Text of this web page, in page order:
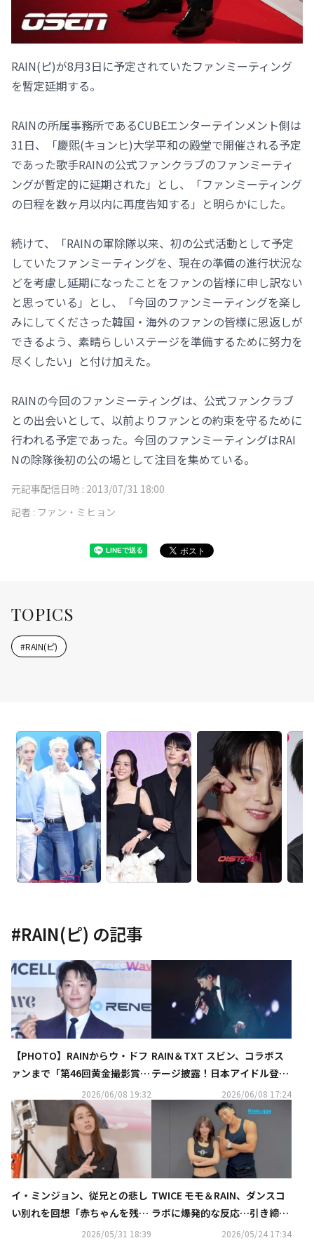
RAIN(ピ)が8月3日に予定されていたファンミーティング
を暫定延期する。
RAINの所属事務所であるCUBEエンターテインメント側は
31日、「慶煕(キョンヒ)大学平和の殿堂で開催される予定
であった歌手RAINの公式ファンクラブのファンミーティ
ングが暫定的に延期された」とし、「ファンミーティング
の日程を数ヶ月以内に再度告知する」と明らかにした。
続けて、「RAINの軍除隊以来、初の公式活動として予定
していたファンミーティングを、現在の準備の進行状況な
どを考慮し延期になったことをファンの皆様に申し訳ない
と思っている」とし、「今回のファンミーティングを楽し
みにしてくださった韓国・海外のファンの皆様に恩返しが
できるよう、素晴らしいステージを準備するために努力を
尽くしたい」と付け加えた。
RAINの今回のファンミーティングは、公式ファンクラブ
との出会いとして、以前よりファンとの約束を守るために
行われる予定であった。今回のファンミーティングはRAI
Nの除隊後初の公の場として注目を集めている。
元記事配信日時 : 2013/07/31 18:00
記者 : ファン・ミヒョン
TOPICS
#RAIN(ピ)
#RAIN(ピ) の記事
【PHOTO】RAINからウ・ドフ
ァンまで「第46回黄金撮影賞」
2026/06/08 19:32
RAIN＆TXT スビン、コラボス
テージ披露！日本アイドル登場
も「Weverse Con」約3万4000
2026/06/08 17:24
イ・ミンジョン、従兄との悲し
い別れを回想「赤ちゃんを残し
て天国へ行った」（動画あり）
2026/05/31 18:39
TWICE モモ＆RAIN、ダンスコ
ラボに爆発的な反応…引き締ま
った筋肉にも注目（動画あり）
2026/05/24 17:34